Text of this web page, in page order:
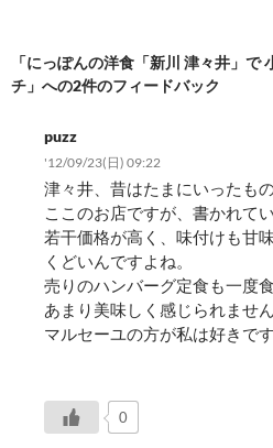
ョ
「にっぽんの洋食「新川 津々井」で
チ」への2件のフィードバック
puzz
'12/09/23(日) 09:22
津々井、昔はたまにいったもの
ここのお店ですが、書かれて
若干価格が高く、味付けも甘
くどいんですよね。
売りのハンバーグ定食も一度
あまり美味しく感じられません
マルセーユの方が私は好きで
0